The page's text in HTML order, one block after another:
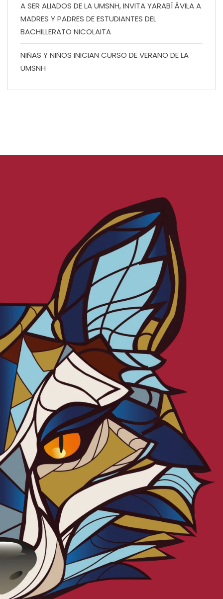
A SER ALIADOS DE LA UMSNH, INVITA YARABÍ ÁVILA A
MADRES Y PADRES DE ESTUDIANTES DEL
BACHILLERATO NICOLAITA
NIÑAS Y NIÑOS INICIAN CURSO DE VERANO DE LA
UMSNH